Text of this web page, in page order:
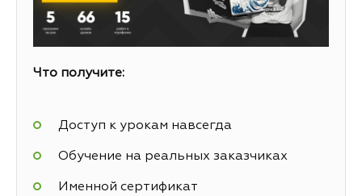
Что получите:
Доступ к урокам навсегда
Обучение на реальных заказчиках
Именной сертификат